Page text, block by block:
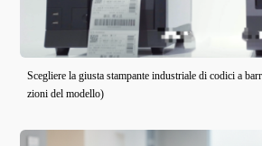
Scegliere la giusta stampante industriale di codici a
zioni del modello)